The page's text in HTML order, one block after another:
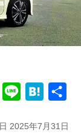
n
t
2025年7月31日